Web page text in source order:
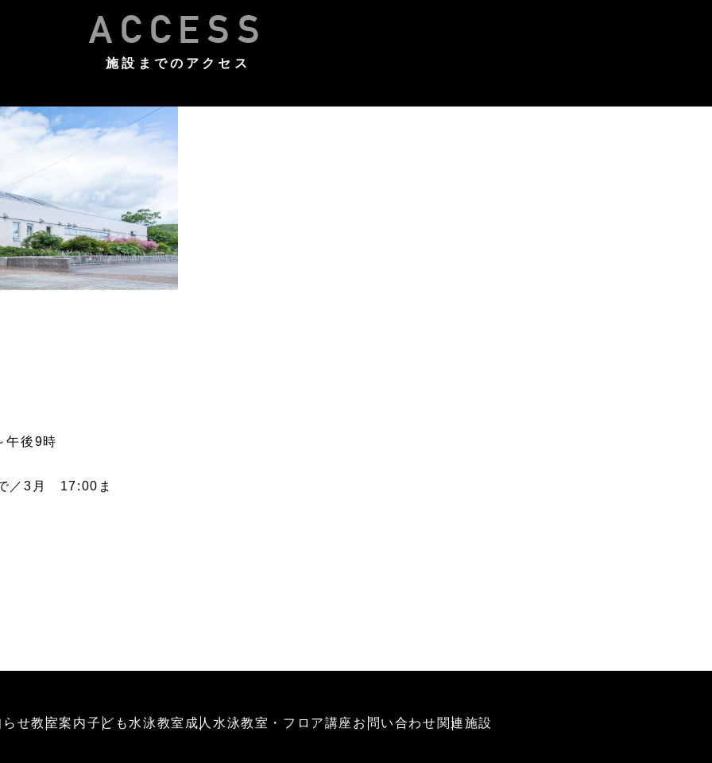
ACCESS
施設までのアクセス
午後9時
／3月 17:00ま
らせ教室案内子ども水泳教室 成人水泳教室・フロア講座 お問い合わせ関連施設